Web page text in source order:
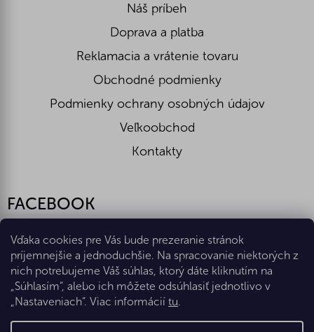
Vďaka cookies pre Vás bude prezeranie stránok
príjemnejšie a jednoduchšie. Na spracovanie niektorých z
nich potrebujeme Váš súhlas, ktorý dáte kliknutím na
„Súhlasím“, alebo ich môžete odsúhlasiť jednotlivo v
„Nastaveniach“. Viac informácií tu.
Náš príbeh
Doprava a platba
Reklamacia a vrátenie tovaru
Obchodné podmienky
Podmienky ochrany osobných údajov
Veľkoobchod
Kontakty
FACEBOOK
Vytvoril Shoptet Premium